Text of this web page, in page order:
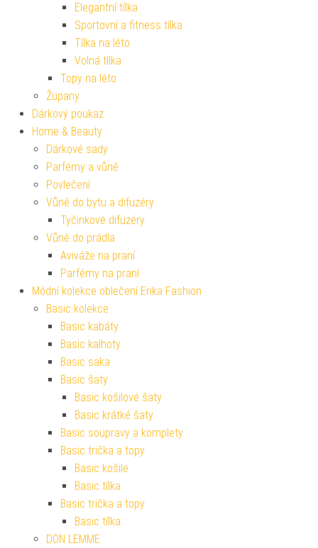
Elegantní tílka
Sportovní a fitness tílka
Tílka na léto
Volná tílka
Topy na léto
Župany
Dárkový poukaz
Home & Beauty
Dárkové sady
Parfémy a vůně
Povlečení
Vůně do bytu a difuzéry
Tyčinkové difuzéry
Vůně do prádla
Aviváže na praní
Parfémy na praní
Módní kolekce oblečení Erika Fashion
Basic kolekce
Basic kabáty
Basic kalhoty
Basic saka
Basic šaty
Basic košilové šaty
Basic krátké šaty
Basic soupravy a komplety
Basic trička a topy
Basic košile
Basic tílka
Basic trička a topy
Basic tílka
DON LEMME